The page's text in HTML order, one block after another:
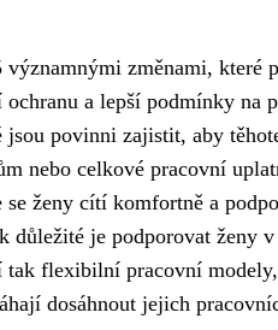
změnami, které
a lepší podmínky na
jsou povinni zajistit, aby
nebo celkové pracovní
ženy cítí komfortně a
důležité je podporovat
flexibilní pracovní
dosáhnout jejich